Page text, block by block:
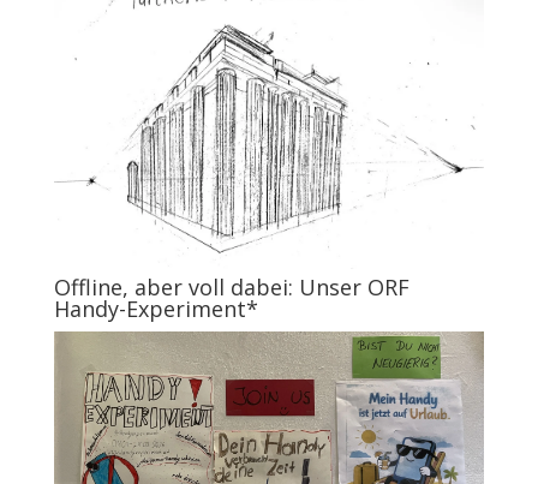
Offline, aber voll dabei: Unser ORF
Handy-Experiment*